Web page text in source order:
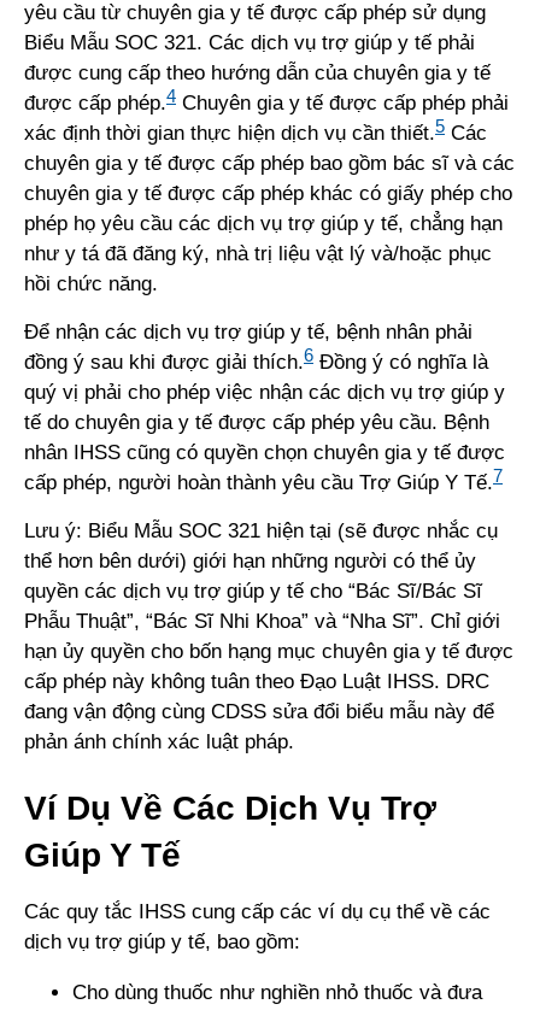
yêu cầu từ chuyên gia y tế được cấp phép sử dụng
Biểu Mẫu SOC 321. Các dịch vụ trợ giúp y tế phải
được cung cấp theo hướng dẫn của chuyên gia y tế
được cấp phép.4 Chuyên gia y tế được cấp phép phải
xác định thời gian thực hiện dịch vụ cần thiết.5 Các
chuyên gia y tế được cấp phép bao gồm bác sĩ và các
chuyên gia y tế được cấp phép khác có giấy phép cho
phép họ yêu cầu các dịch vụ trợ giúp y tế, chẳng hạn
như y tá đã đăng ký, nhà trị liệu vật lý và/hoặc phục
hồi chức năng.
Để nhận các dịch vụ trợ giúp y tế, bệnh nhân phải
đồng ý sau khi được giải thích.6 Đồng ý có nghĩa là
quý vị phải cho phép việc nhận các dịch vụ trợ giúp y
tế do chuyên gia y tế được cấp phép yêu cầu. Bệnh
nhân IHSS cũng có quyền chọn chuyên gia y tế được
cấp phép, người hoàn thành yêu cầu Trợ Giúp Y Tế.7
Lưu ý: Biểu Mẫu SOC 321 hiện tại (sẽ được nhắc cụ
thể hơn bên dưới) giới hạn những người có thể ủy
quyền các dịch vụ trợ giúp y tế cho “Bác Sĩ/Bác Sĩ
Phẫu Thuật”, “Bác Sĩ Nhi Khoa” và “Nha Sĩ”. Chỉ giới
hạn ủy quyền cho bốn hạng mục chuyên gia y tế được
cấp phép này không tuân theo Đạo Luật IHSS. DRC
đang vận động cùng CDSS sửa đổi biểu mẫu này để
phản ánh chính xác luật pháp.
Ví Dụ Về Các Dịch Vụ Trợ
Giúp Y Tế
Các quy tắc IHSS cung cấp các ví dụ cụ thể về các
dịch vụ trợ giúp y tế, bao gồm:
Cho dùng thuốc như nghiền nhỏ thuốc và đưa